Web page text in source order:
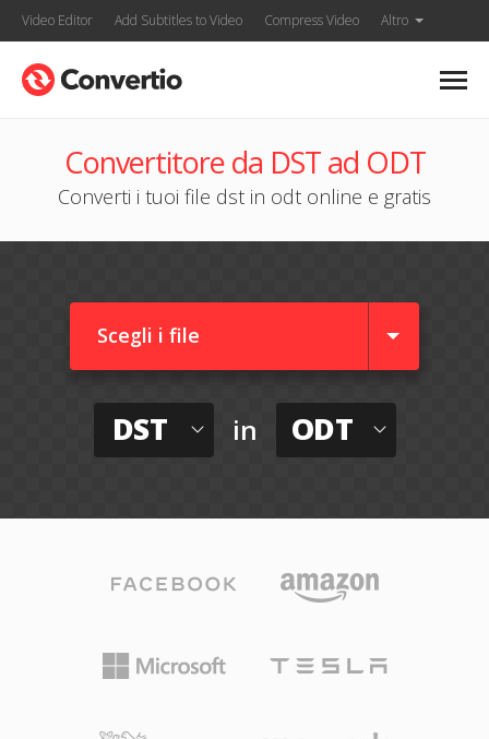
Video Editor Add Subtitles to Video Compress Video Altro
Convertitore da DST ad ODT
Converti i tuoi file dst in odt online e gratis
Scegli i file
DST in ODT